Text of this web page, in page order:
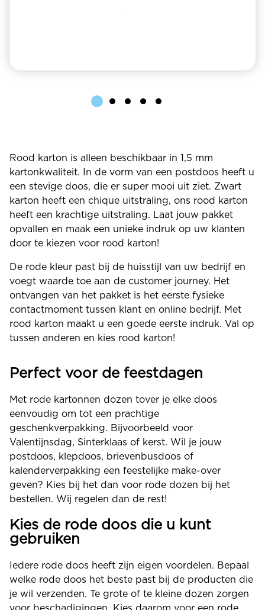
Rood karton is alleen beschikbaar in 1,5 mm
kartonkwaliteit. In de vorm van een postdoos heeft u
een stevige doos, die er super mooi uit ziet. Zwart
karton heeft een chique uitstraling, ons rood karton
heeft een krachtige uitstraling. Laat jouw pakket
opvallen en maak een unieke indruk op uw klanten
door te kiezen voor rood karton!
De rode kleur past bij de huisstijl van uw bedrijf en
voegt waarde toe aan de customer journey. Het
ontvangen van het pakket is het eerste fysieke
contactmoment tussen klant en online bedrijf. Met
rood karton maakt u een goede eerste indruk. Val op
tussen anderen en kies rood karton!
Perfect voor de feestdagen
Met rode kartonnen dozen tover je elke doos
eenvoudig om tot een prachtige
geschenkverpakking. Bijvoorbeeld voor
Valentijnsdag, Sinterklaas of kerst. Wil je jouw
postdoos, klepdoos, brievenbusdoos of
kalenderverpakking een feestelijke make-over
geven? Kies bij het dan voor rode dozen bij het
bestellen. Wij regelen dan de rest!
Kies de rode doos die u kunt
gebruiken
Iedere rode doos heeft zijn eigen voordelen. Bepaal
welke rode doos het beste past bij de producten die
je wil verzenden. Te grote of te kleine dozen zorgen